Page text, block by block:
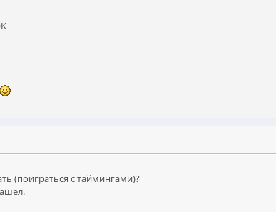
(поиграться с таймингами)?